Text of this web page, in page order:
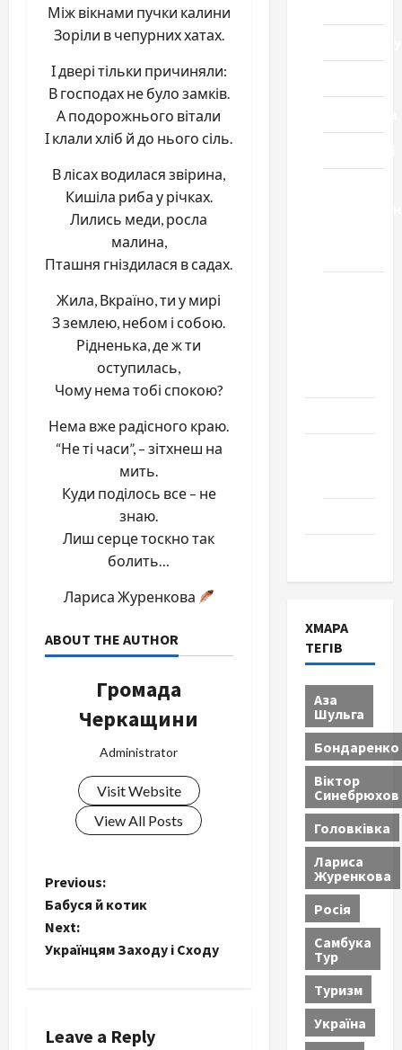
Між вікнами пучки калини
Зоріли в чепурних хатах.
І двері тільки причиняли:
В господах не було замків.
А подорожнього вітали
І клали хліб й до нього сіль.
В лісах водилася звірина,
Кишіла риба у річках.
Лились меди, росла
малина,
Пташня гніздилася в садах.
Жила, Вкраїно, ти у мирі
З землею, небом і собою.
Рідненька, де ж ти
оступилась,
Чому нема тобі спокою?
Нема вже радісного краю.
“Не ті часи”, – зітхнеш на
мить.
Куди поділось все – не
знаю.
Лиш серце тоскно так
болить…
Лариса Журенкова
ABOUT THE AUTHOR
Громада
Черкащини
Administrator
Visit Website
View All Posts
P
o
s
n
Previous:
Бабуся й котик
Next:
Українцям Заходу і Сходу
Leave a Reply
ХМАРА
ТЕГІВ
Аза
Шульга
Бондаренко
Віктор
Синебрюхов
Головківка
Лариса
Журенкова
Росія
Самбука
Тур
Туризм
Україна